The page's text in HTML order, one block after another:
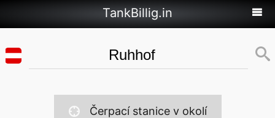
TankBillig.in
Čerpací stanice v okolí